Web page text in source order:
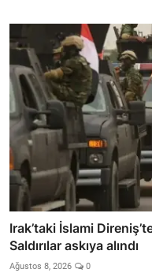
Irak’taki İslami
Saldırılar askıya alındı
Ağustos 8, 2026 0